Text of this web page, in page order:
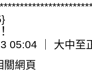
05:04 ｜ 大中至
關網頁